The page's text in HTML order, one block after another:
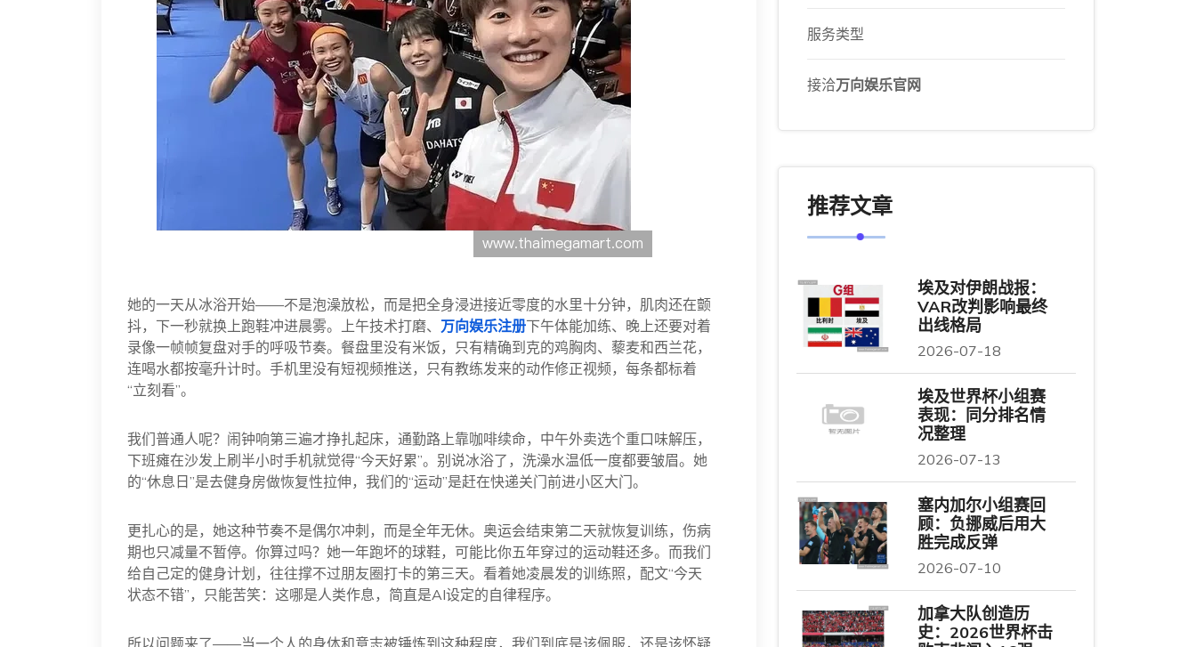
她的一天从冰浴开始——不是泡澡放松，而是把全身浸进接近零度的水里十分钟，肌肉还在颤
抖，下一秒就换上跑鞋冲进晨雾。上午技术打磨、 万向娱乐注册下午体能加练、晚上还要对着
录像一帧帧复盘对手的呼吸节奏。餐盘里没有米饭，只有精确到克的鸡胸肉、藜麦和西兰花，
连喝水都按毫升计时。手机里没有短视频推送，只有教练发来的动作修正视频，每条都标着
“立刻看”。
我们普通人呢？闹钟响第三遍才挣扎起床，通勤路上靠咖啡续命，中午外卖选个重口味解压，
下班瘫在沙发上刷半小时手机就觉得“今天好累”。别说冰浴了，洗澡水温低一度都要皱眉。她
的“休息日”是去健身房做恢复性拉伸，我们的“运动”是赶在快递关门前进小区大门。
更扎心的是，她这种节奏不是偶尔冲刺，而是全年无休。奥运会结束第二天就恢复训练，伤病
期也只减量不暂停。你算过吗？她一年跑坏的球鞋，可能比你五年穿过的运动鞋还多。而我们
给自己定的健身计划，往往撑不过朋友圈打卡的第三天。看着她凌晨发的训练照，配文“今天
状态不错”，只能苦笑：这哪是人类作息，简直是AI设定的自律程序。
所以问题来了——当一个人的身体和意志被锤炼到这种程度，我们到底是该佩服，还是该怀疑
服务类型
接洽万向娱乐官网
推荐文章
埃及对伊朗战报：
VAR改判影响最终
出线格局
2026-07-18
埃及世界杯小组赛
表现：同分排名情
况整理
2026-07-13
塞内加尔小组赛回
顾：负挪威后用大
胜完成反弹
2026-07-10
加拿大队创造历
史：2026世界杯击